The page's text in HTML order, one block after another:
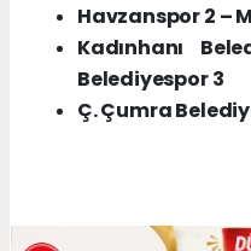
Havzanspor 2 –
Kadınhanı
Belediyespor 3
Ç. Çumra